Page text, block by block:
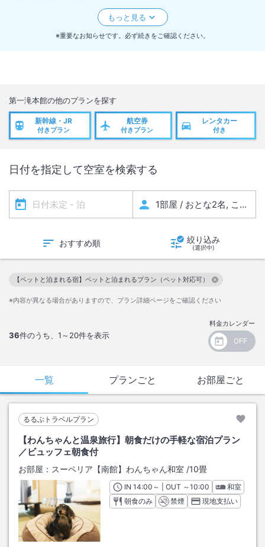
休館に伴い、お日帰り入浴は4月5日より4月15日まで終日ご利用いただ
なお、6日から9日および12日は全館停電作業につき、電話・FAX・メー
※重要なお知らせです。必ず続きをご確認ください。
第一滝本館の他のプランを探す
新幹線・JR
付きプラン
航空券
付きプラン
レンタカー
付き
日付を指定して空室を検索する
おすすめ順 絞り込み
(選択中)
36件のうち、 1～20件を表示
料金カレンダー
【ペットと泊まれる宿】ペットと泊まれるプラン（ペット対応可）
この絞り込み条件を解除
※内容が異なる場合がありますので、プラン詳細ページをご確認ください
一覧 プランごと お部屋ごと
るるぶトラベルプラン
【わんちゃんと温泉旅行】朝食だけの手軽な宿泊プラン
／ビュッフェ朝食付
お部屋： スーペリア【南館】わんちゃん和室 /10畳
INチェックイン
14:00 ～ | OUT チェックアウト
～10:00
和室
朝食のみ
禁煙 現地支払い